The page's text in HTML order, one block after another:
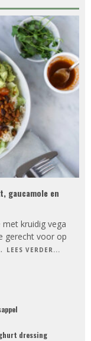
gaucamole en
met kruidig vega
gerecht voor op
LEES VERDER...
dressing